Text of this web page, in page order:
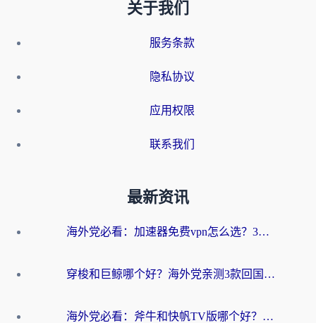
关于我们
服务条款
隐私协议
应用权限
联系我们
最新资讯
海外党必看：加速器免费vpn怎么选？3步教你无缝访问国内资源
穿梭和巨鲸哪个好？海外党亲测3款回国加速器，教你避开90%的坑
海外党必看：斧牛和快帆TV版哪个好？3分钟选对回国加速器，无缝刷B站、追热剧